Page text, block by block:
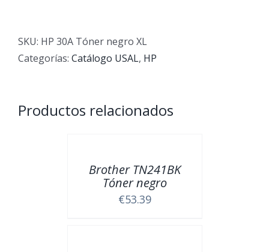
negro
XL
SKU: HP 30A Tóner negro XL
Categorías: Catálogo USAL, HP
Productos relacionados
Brother TN241BK
Tóner negro
€53.39